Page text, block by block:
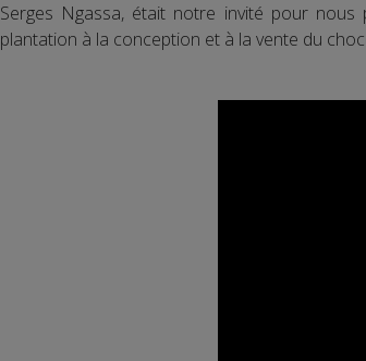
Serges Ngassa, était notre invité pour
plantation à la conception et à la vente du